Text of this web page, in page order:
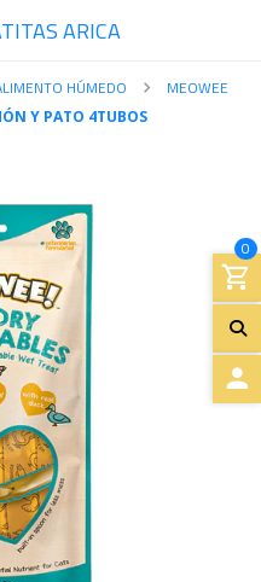
ARICA
0
HÚMEDO MEOWEE
Y PATO 4TUBOS